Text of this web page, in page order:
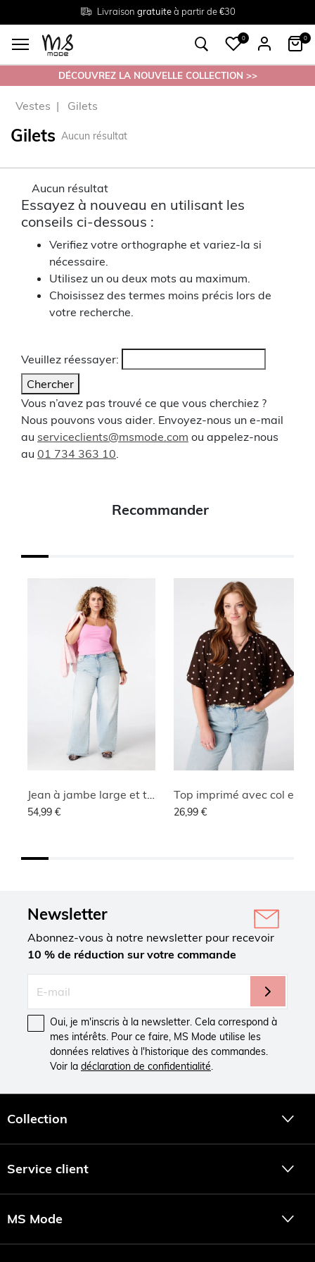
Livraison gratuiteà partir de €30
Tailles du38 au 54
Retourgratuit en magasin
0 0
DÉCOUVREZ LA NOUVELLE COLLECTION >>
Vestes Gilets
Gilets Aucun résultat
Aucun résultat
Essayez à nouveau en utilisant les
conseils ci-dessous :
Verifiez votre orthographe et variez-la si
nécessaire.
Utilisez un ou deux mots au maximum.
Choisissez des termes moins précis lors de
votre recherche.
Veuillez réessayer:
Chercher
Vous n’avez pas trouvé ce que vous cherchiez ?
Nous pouvons vous aider. Envoyez-nous un e-mail
au serviceclients@msmode.com ou appelez-nous
au 01 734 363 10
Recommander
54,99 € 26,99 €
Newsletter
Abonnez-vous à notre newsletter pour recevoir
10 % de réduction sur votre commande
Oui, je m'inscris à la newsletter. Cela correspond à
mes intérêts. Pour ce faire, MS Mode utilise les
données relatives à l'historique des commandes.
Voir la déclaration de confidentialité.
Collection
Service client
MS Mode